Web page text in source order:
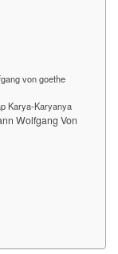
von goethe
Karya-Karyanya
Wolfgang Von